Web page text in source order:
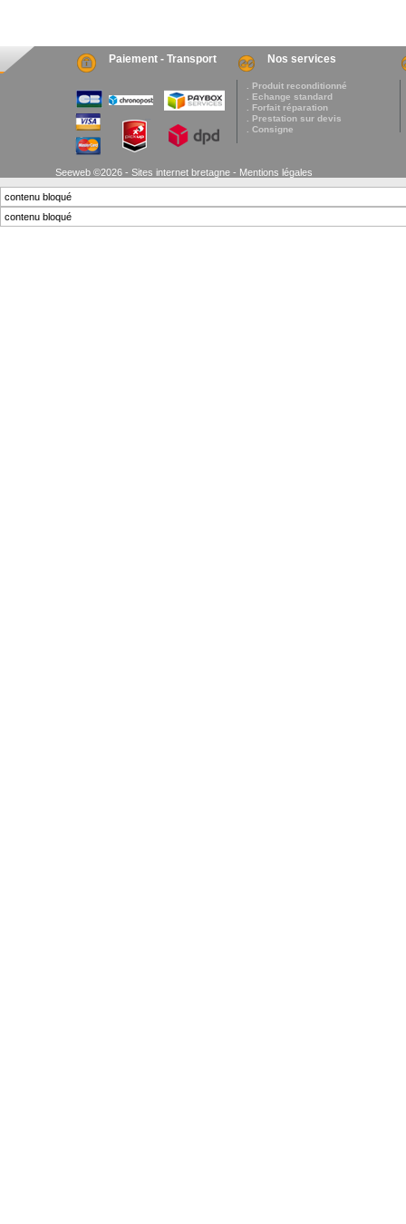
Paiement - Transport Nos services
. Produit reconditionné
. Echange standard
. Forfait réparation
. Prestation sur devis
. Consigne
Seeweb ©2026 - Sites internet bretagne - Mentions légales
contenu bloqué
contenu bloqué